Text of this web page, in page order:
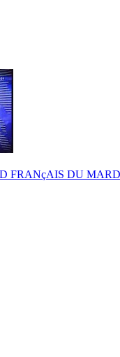
FRANçAIS DU